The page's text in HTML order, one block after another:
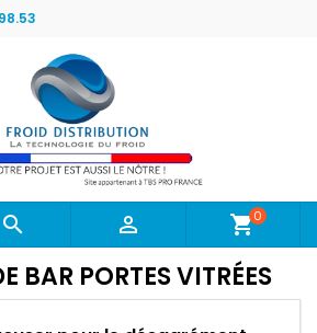
  shopping_cart0
BAR PORTES VITRÉES